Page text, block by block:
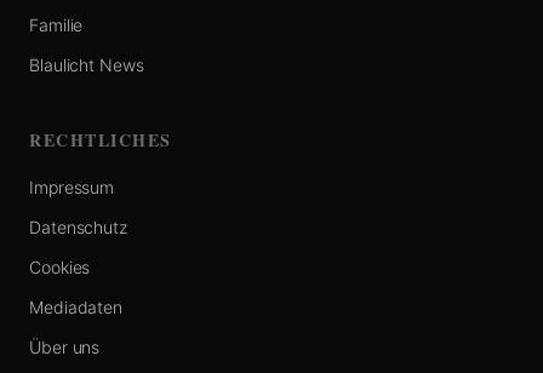
Familie
Blaulicht News
RECHTLICHES
Impressum
Datenschutz
Cookies
Mediadaten
Über uns